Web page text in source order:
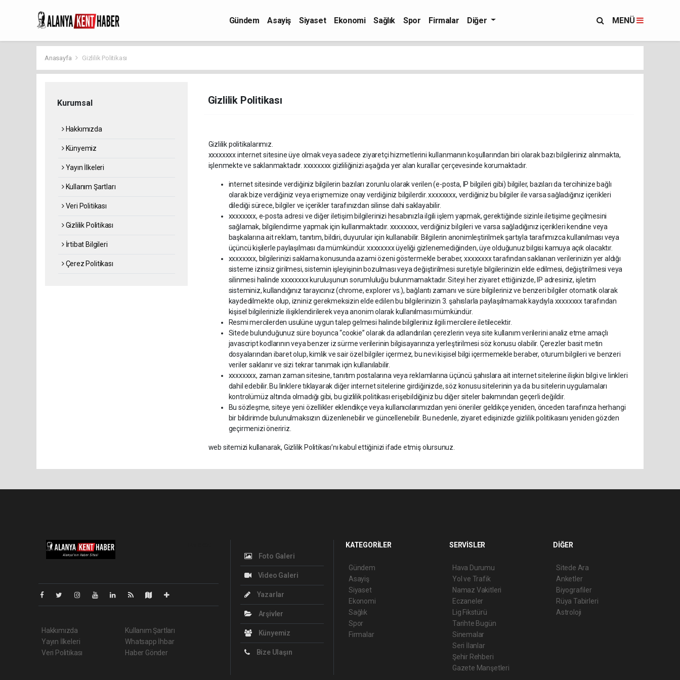
Gündem Asayiş Siyaset Ekonomi Sağlık Spor Firmalar Diğer MENÜ
Anasayfa Gizlilik Politikası
Kurumsal
Hakkımızda
Künyemiz
Yayın İlkeleri
Kullanım Şartları
Veri Politikası
Gizlilik Politikası
İrtibat Bilgileri
Çerez Politikası
Gizlilik Politikası
Gizlilik politikalarımız.
xxxxxxxx internet sitesine üye olmak veya sadece ziyaretçi hizmetlerini kullanmanın koşullarından biri olarak bazı bilgileriniz alınmakta,
işlenmekte ve saklanmaktadır. xxxxxxxx gizliliğinizi aşağıda yer alan kurallar çerçevesinde korumaktadır.
internet sitesinde verdiğiniz bilgilerin bazıları zorunlu olarak verilen (e-posta, IP bilgileri gibi) bilgiler, bazıları da tercihinize bağlı
olarak bize verdiğiniz veya erişmemize onay verdiğiniz bilgilerdir. xxxxxxxx, verdiğiniz bu bilgiler ile varsa sağladığınız içerikleri
dilediği sürece, bilgiler ve içerikler tarafınızdan silinse dahi saklayabilir.
xxxxxxxx, e-posta adresi ve diğer iletişim bilgilerinizi hesabınızla ilgili işlem yapmak, gerektiğinde sizinle iletişime geçilmesini
sağlamak, bilgilendirme yapmak için kullanmaktadır. xxxxxxxx, verdiğiniz bilgileri ve varsa sağladığınız içerikleri kendine veya
başkalarına ait reklam, tanıtım, bildiri, duyurular için kullanabilir. Bilgilerin anonimleştirilmek şartıyla tarafımızca kullanılması veya
üçüncü kişilerle paylaşılması da mümkündür. xxxxxxxx üyeliği gizlenemediğinden, üye olduğunuz bilgisi kamuya açık olacaktır.
xxxxxxxx, bilgilerinizi saklama konusunda azami özeni göstermekle beraber, xxxxxxxx tarafından saklanan verilerinizin yer aldığı
sisteme izinsiz girilmesi, sistemin işleyişinin bozulması veya değiştirilmesi suretiyle bilgilerinizin elde edilmesi, değiştirilmesi veya
silinmesi halinde xxxxxxxx kuruluşunun sorumluluğu bulunmamaktadır. Siteyi her ziyaret ettiğinizde, IP adresiniz, işletim
sisteminiz, kullandığınız tarayıcınız (chrome, explorer vs.), bağlantı zamanı ve süre bilgileriniz ve benzeri bilgiler otomatik olarak
kaydedilmekte olup, izniniz gerekmeksizin elde edilen bu bilgilerinizin 3. şahıslarla paylaşılmamak kaydıyla xxxxxxxx tarafından
kişisel bilgilerinizle ilişiklendirilerek veya anonim olarak kullanılması mümkündür.
Resmi mercilerden usulüne uygun talep gelmesi halinde bilgileriniz ilgili mercilere iletilecektir.
Sitede bulunduğunuz süre boyunca “cookie” olarak da adlandırılan çerezlerin veya site kullanım verilerini analiz etme amaçlı
javascript kodlarının veya benzer iz sürme verilerinin bilgisayarınıza yerleştirilmesi söz konusu olabilir. Çerezler basit metin
dosyalarından ibaret olup, kimlik ve sair özel bilgiler içermez, bu nevi kişisel bilgi içermemekle beraber, oturum bilgileri ve benzeri
veriler saklanır ve sizi tekrar tanımak için kullanılabilir.
xxxxxxxx, zaman zaman sitesine, tanıtım postalarına veya reklamlarına üçüncü şahıslara ait internet sitelerine ilişkin bilgi ve linkleri
dahil edebilir. Bu linklere tıklayarak diğer internet sitelerine girdiğinizde, söz konusu sitelerinin ya da bu sitelerin uygulamaları
kontrolümüz altında olmadığı gibi, bu gizlilik politikası erişebildiğiniz bu diğer siteler bakımından geçerli değildir.
Bu sözleşme, siteye yeni özellikler eklendikçe veya kullanıcılarımızdan yeni öneriler geldikçe yeniden, önceden tarafınıza herhangi
bir bildirimde bulunulmaksızın düzenlenebilir ve güncellenebilir. Bu nedenle, ziyaret edişinizde gizlilik politikasını yeniden gözden
geçirmenizi öneririz.
web sitemizi kullanarak, Gizlilik Politikası’nı kabul ettiğinizi ifade etmiş olursunuz.
Hakkımızda
Yayın İlkeleri
Veri Politikası
Kullanım Şartları
Whatsapp İhbar
Haber Gönder
Foto Galeri
Video Galeri
Yazarlar
Arşivler
Künyemiz
Bize Ulaşın
KATEGORİLER
Gündem
Asayiş
Siyaset
Ekonomi
Sağlık
Spor
Firmalar
SERVİSLER
Hava Durumu
Yol ve Trafik
Namaz Vakitleri
Eczaneler
Lig Fikstürü
Tarihte Bugün
Sinemalar
Seri İlanlar
Şehir Rehberi
Gazete Manşetleri
DİĞER
Sitede Ara
Anketler
Biyografiler
Rüya Tabirleri
Astroloji